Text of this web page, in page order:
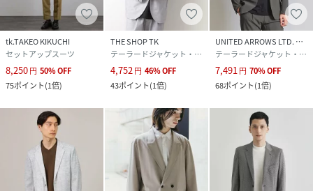
tk.TAKEO KIKUCHI
セットアップスーツ
8,250円 50%OFF
75ポイント(1倍)
THE SHOP TK
テーラードジャケット・ブレザー
4,752円 46%OFF
43ポイント(1倍)
UNITED ARROWS LTD. OUTLET
テーラードジャケット・ブレザー
7,491円 70%OFF
68ポイント(1倍)